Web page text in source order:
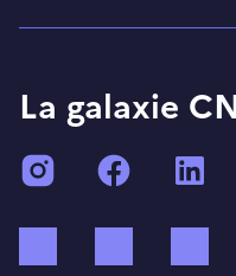
La galaxie
InstagramFacebook